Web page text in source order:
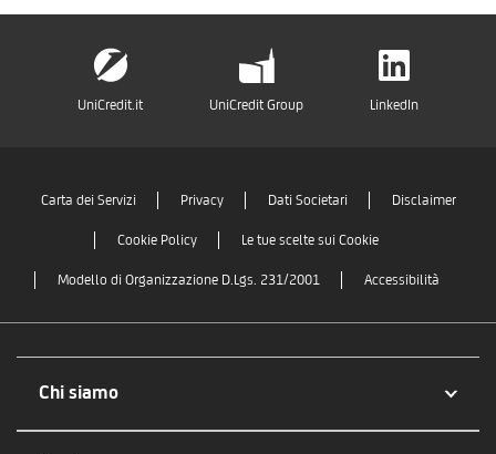
UniCredit.it UniCredit Group LinkedIn
Carta dei Servizi Privacy Dati Societari Disclaimer
Cookie Policy Le tue scelte sui Cookie
Modello di Organizzazione D.Lgs. 231/2001 Accessibilità
Chi siamo